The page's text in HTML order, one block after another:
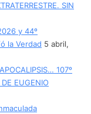
SIN
y 44º
la Verdad 5 abril,
107º
EUGENIO